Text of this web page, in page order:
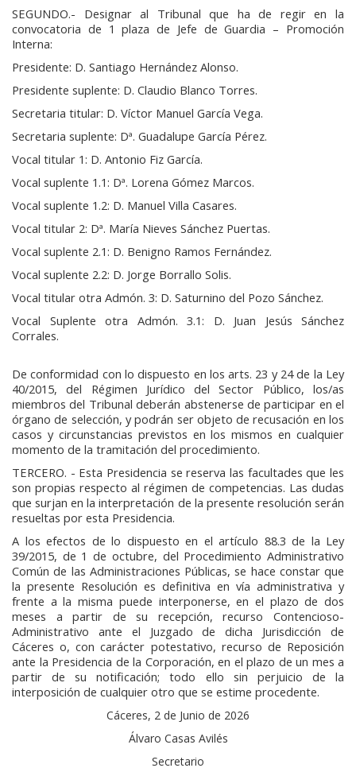
SEGUNDO.- Designar al Tribunal que ha de regir en la
convocatoria de 1 plaza de Jefe de Guardia – Promoción
Interna:
Presidente: D. Santiago Hernández Alonso.
Presidente suplente: D. Claudio Blanco Torres.
Secretaria titular: D. Víctor Manuel García Vega.
Secretaria suplente: Dª. Guadalupe García Pérez.
Vocal titular 1: D. Antonio Fiz García.
Vocal suplente 1.1: Dª. Lorena Gómez Marcos.
Vocal suplente 1.2: D. Manuel Villa Casares.
Vocal titular 2: Dª. María Nieves Sánchez Puertas.
Vocal suplente 2.1: D. Benigno Ramos Fernández.
Vocal suplente 2.2: D. Jorge Borrallo Solis.
Vocal titular otra Admón. 3: D. Saturnino del Pozo Sánchez.
Vocal Suplente otra Admón. 3.1: D. Juan Jesús Sánchez
Corrales.
De conformidad con lo dispuesto en los arts. 23 y 24 de la Ley
40/2015, del Régimen Jurídico del Sector Público, los/as
miembros del Tribunal deberán abstenerse de participar en el
órgano de selección, y podrán ser objeto de recusación en los
casos y circunstancias previstos en los mismos en cualquier
momento de la tramitación del procedimiento.
TERCERO. - Esta Presidencia se reserva las facultades que les
son propias respecto al régimen de competencias. Las dudas
que surjan en la interpretación de la presente resolución serán
resueltas por esta Presidencia.
A los efectos de lo dispuesto en el artículo 88.3 de la Ley
39/2015, de 1 de octubre, del Procedimiento Administrativo
Común de las Administraciones Públicas, se hace constar que
la presente Resolución es definitiva en vía administrativa y
frente a la misma puede interponerse, en el plazo de dos
meses a partir de su recepción, recurso Contencioso-
Administrativo ante el Juzgado de dicha Jurisdicción de
Cáceres o, con carácter potestativo, recurso de Reposición
ante la Presidencia de la Corporación, en el plazo de un mes a
partir de su notificación; todo ello sin perjuicio de la
interposición de cualquier otro que se estime procedente.
Cáceres, 2 de Junio de 2026
Álvaro Casas Avilés
Secretario